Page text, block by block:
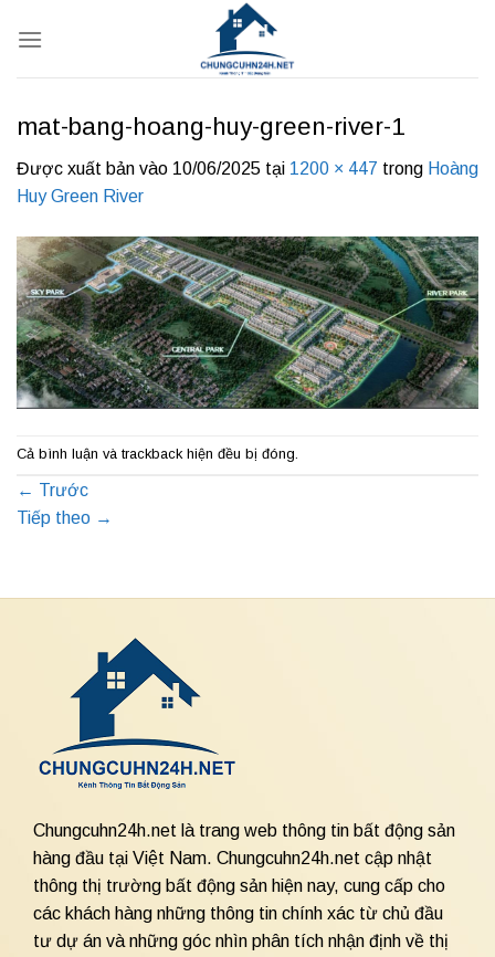
qua
mat-bang-hoang-huy-green-river-1
Được xuất bản vào 10/06/2025 tại 1200 × 447 trong Hoàng
Huy Green River
Cả bình luận và trackback hiện đều bị đóng.
← Trước
Tiếp theo →
Chungcuhn24h.net là trang web thông tin bất động sản
hàng đầu tại Việt Nam. Chungcuhn24h.net cập nhật
thông thị trường bất động sản hiện nay, cung cấp cho
các khách hàng những thông tin chính xác từ chủ đầu
tư dự án và những góc nhìn phân tích nhận định về thị